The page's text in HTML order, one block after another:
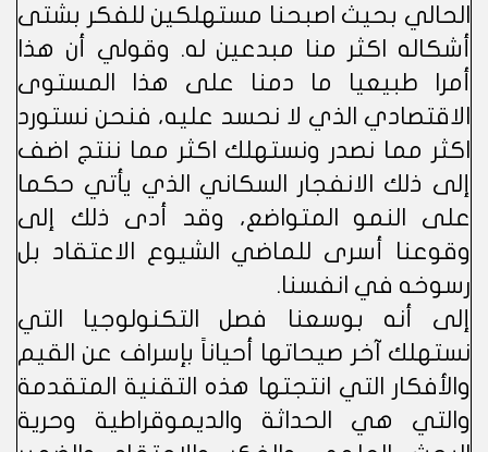
الحالي بحيث اصبحنا مستهلكين للفكر بشتى
أشكاله اكثر منا مبدعين له. وقولي أن هذا
أمرا طبيعيا ما دمنا على هذا المستوى
الاقتصادي الذي لا نحسد عليه، فنحن نستورد
اكثر مما نصدر ونستهلك اكثر مما ننتج اضف
إلى ذلك الانفجار السكاني الذي يأتي حكما
على النمو المتواضع، وقد أدى ذلك إلى
وقوعنا أسرى للماضي الشيوع الاعتقاد بل
رسوخه في انفسنا.
إلى أنه بوسعنا فصل التكنولوجيا التي
نستهلك آخر صيحاتها أحياناً بإسراف عن القيم
والأفكار التي انتجتها هذه التقنية المتقدمة
والتي هي الحداثة والديموقراطية وحرية